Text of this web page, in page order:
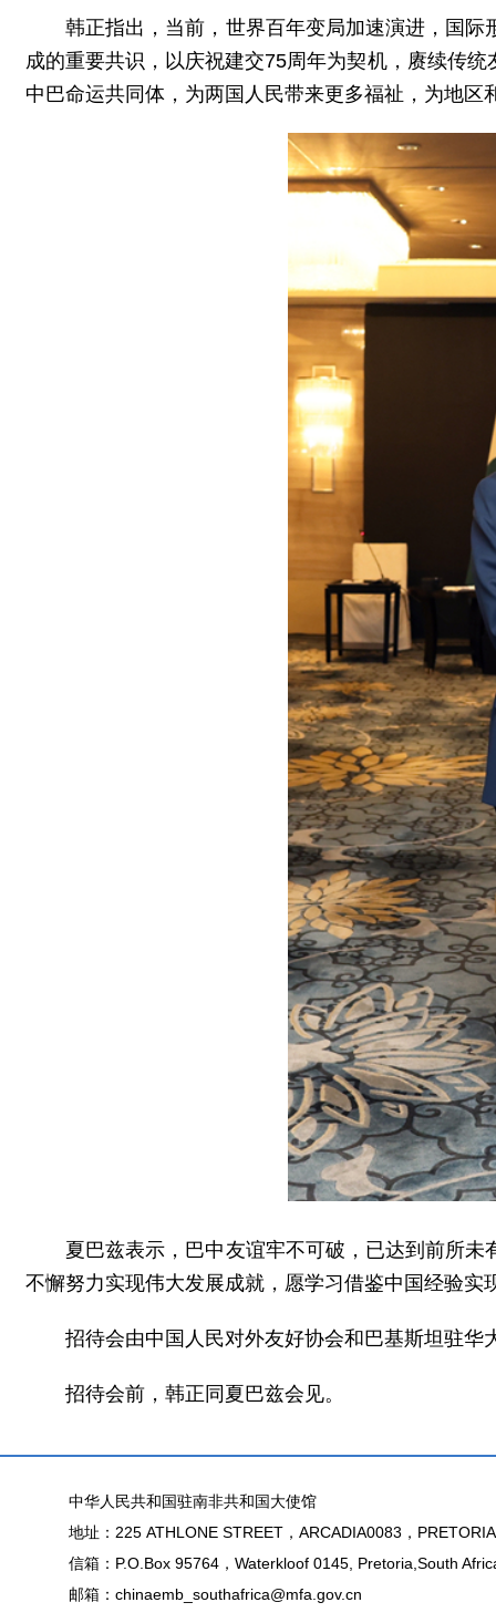
韩正指出，当前，世界百年变局加速演进，国
成的重要共识，以庆祝建交75周年为契机，赓续传
中巴命运共同体，为两国人民带来更多福祉，为地区
夏巴兹表示，巴中友谊牢不可破，已达到前所
不懈努力实现伟大发展成就，愿学习借鉴中国经验
招待会由中国人民对外友好协会和巴基斯坦驻
招待会前，韩正同夏巴兹会见。
中华人民共和国驻南非共和国大使馆
地址：225 ATHLONE STREET，ARCADIA0083，
信箱：P.O.Box 95764，Waterkloof 0145, Pretoria,South
邮箱：chinaemb_southafrica@mfa.gov.cn